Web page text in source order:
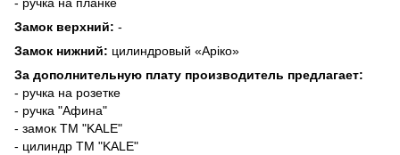
Замок верхний: -
Замок нижний: цилиндровый «Аріко»
За дополнительную плату производитель предлагает:
- ручка на розетке
- ручка "Афина"
- замок ТМ "KALE"
- цилиндр ТМ "KALE"